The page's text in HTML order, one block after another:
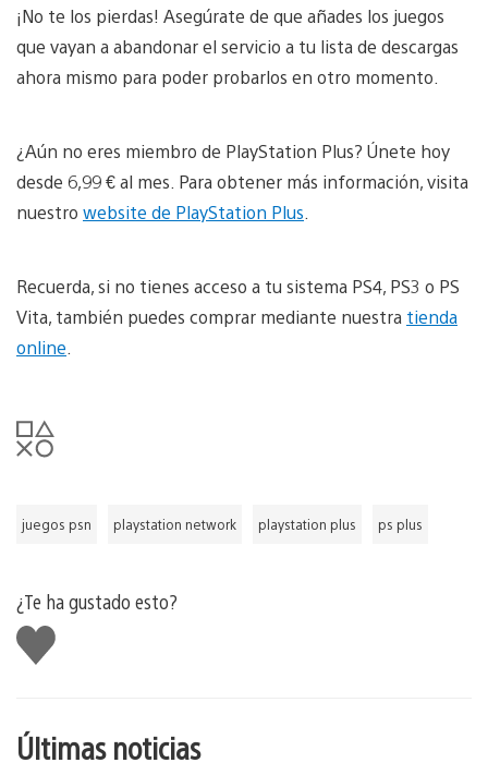
¡No te los pierdas! Asegúrate de que añades los juegos
que vayan a abandonar el servicio a tu lista de descargas
ahora mismo para poder probarlos en otro momento.
¿Aún no eres miembro de PlayStation Plus? Únete hoy
desde 6,99 € al mes. Para obtener más información, visita
nuestro website de PlayStation Plus.
Recuerda, si no tienes acceso a tu sistema PS4, PS3 o PS
Vita, también puedes comprar mediante nuestra tienda
online.
juegos psn playstation network playstation plus ps plus
¿Te ha gustado esto?
Me
gusta
Últimas noticias